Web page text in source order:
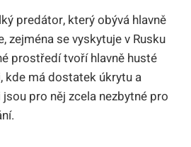
predátor, který obývá hlavně
zejména se vyskytuje v Rusku
prostředí tvoří hlavně husté
kde má dostatek úkrytu a
pro něj zcela nezbytné pro